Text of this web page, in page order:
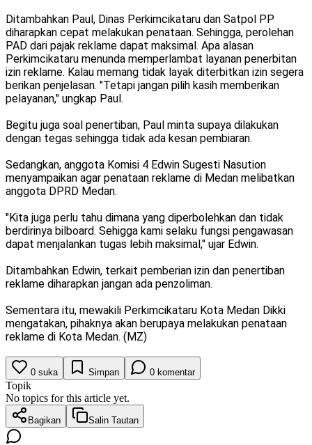
Ditambahkan Paul, Dinas Perkimcikataru dan Satpol PP
diharapkan cepat melakukan penataan. Sehingga, perolehan
PAD dari pajak reklame dapat maksimal. Apa alasan
Perkimcikataru menunda memperlambat layanan penerbitan
izin reklame. Kalau memang tidak layak diterbitkan izin segera
berikan penjelasan. "Tetapi jangan pilih kasih memberikan
pelayanan," ungkap Paul.
Begitu juga soal penertiban, Paul minta supaya dilakukan
dengan tegas sehingga tidak ada kesan pembiaran.
Sedangkan, anggota Komisi 4 Edwin Sugesti Nasution
menyampaikan agar penataan reklame di Medan melibatkan
anggota DPRD Medan.
"Kita juga perlu tahu dimana yang diperbolehkan dan tidak
berdirinya bilboard. Sehigga kami selaku fungsi pengawasan
dapat menjalankan tugas lebih maksimal," ujar Edwin.
Ditambahkan Edwin, terkait pemberian izin dan penertiban
reklame diharapkan jangan ada penzoliman.
Sementara itu, mewakili Perkimcikataru Kota Medan Dikki
mengatakan, pihaknya akan berupaya melakukan penataan
reklame di Kota Medan. (MZ)
0 suka Simpan 0 komentar
Topik
No topics for this article yet.
Bagikan Salin Tautan